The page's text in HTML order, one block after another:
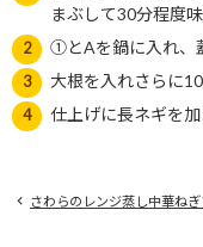
まぶして30分程度
①とAを鍋に入れ、
大根を入れさらに10
仕上げに長ネギを
さわらのレンジ蒸し中華ねぎ